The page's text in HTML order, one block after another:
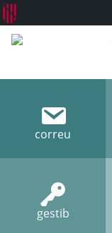
correu
gestib